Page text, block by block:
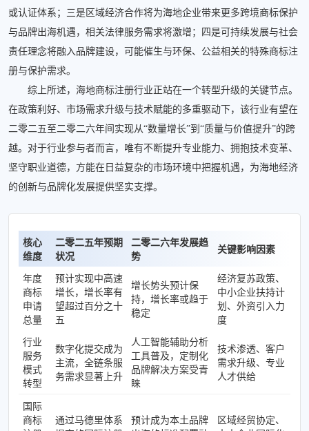
或认证体系；三是区域经济合作将为海地企业带来更多跨境商标保护
与品牌出海机遇，相关法律服务需求将激增；四是可持续发展与社会
责任理念将融入品牌建设，可能催生与环保、公益相关的特殊商标注
册与保护需求。
综上所述，海地商标注册行业正站在一个转型升级的关键节点。
在政策利好、市场需求升级与技术赋能的多重驱动下，该行业有望在
二零二五至二零二六年间实现从“数量增长”到“质量与价值提升”的跨
越。对于行业参与者而言，唯有不断提升专业能力、拥抱技术变革、
坚守职业道德，方能在日益复杂的市场环境中把握机遇，为海地经济
的创新与品牌化发展提供坚实支撑。
核心
维度
二零二五年预期
状况
二零二六年发展趋
势
关键影响因素
年度
商标
申请
总量
预计实现中高速
增长，增长率有
望超过百分之十
五
增长势头预计保
持，增长率或趋于
稳定
经济复苏政策、
中小企业扶持计
划、外资引入力
度
行业
服务
模式
转型
数字化提交成为
主流，全链条服
务需求显著上升
人工智能辅助分析
工具普及，定制化
品牌解决方案受青
睐
技术渗透、客户
需求升级、专业
人才供给
国际
商标
通过马德里体系
预计成为本土品牌
区域经贸协定、